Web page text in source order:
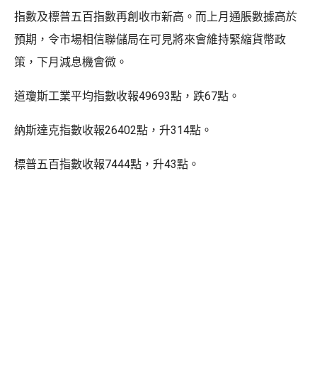
指數及標普五百指數再創收市新高。而上月通脹數據高於
預期，令市場相信聯儲局在可見將來會維持緊縮貨幣政
策，下月減息機會微。
道瓊斯工業平均指數收報49693點，跌67點。
納斯達克指數收報26402點，升314點。
標普五百指數收報7444點，升43點。